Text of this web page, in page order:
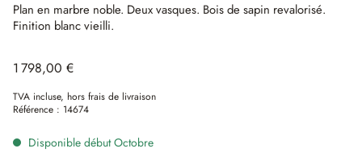
Plan en marbre noble. Deux vasques. Bois de sapin revalorisé.
Finition blanc vieilli.
1 798,00 €
TVA incluse, hors frais de livraison
Référence : 14674
Disponible début Octobre